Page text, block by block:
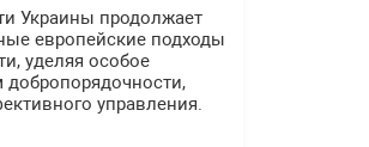
Украины продолжает
европейские подходы
уделяя особое
управления.